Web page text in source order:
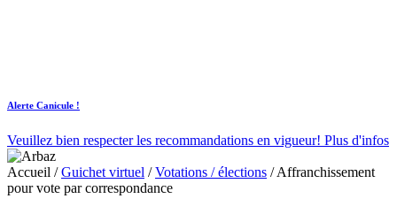
Alerte Canicule !
Veuillez bien respecter les recommandations en vigueur! Plus d'infos
Accueil /Guichet virtuel /Votations / élections /Affranchissement
pour vote par correspondance